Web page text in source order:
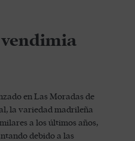
en Las Moradas de
la variedad madrileña
a los últimos años,
debido a las